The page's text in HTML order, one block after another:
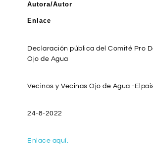
Autora/Autor
Enlace
Declaración pública del Comité Pro
Ojo de Agua
Vecinos y Vecinas Ojo de Agua -
24-8-2022
Enlace aquí.